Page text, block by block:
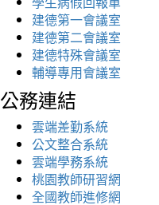
建德第一會議室
建德第二會議室
建德特殊會議室
輔導專用會議室
公務連結
雲端差勤系統
公文整合系統
雲端學務系統
桃園教師研習網
全國教師進修網